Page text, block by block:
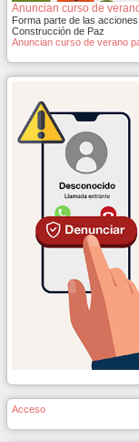
Anuncian curso de
Forma parte de las
Construcción de Paz
Anuncian curso de verano
Acceso